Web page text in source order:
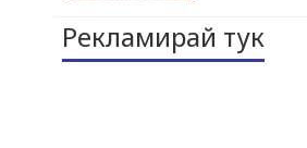
Рекламирай тук